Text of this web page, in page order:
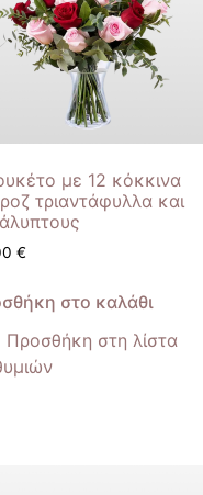
με 12 κόκκινα
τριαντάφυλλα και
€
στο καλάθι
Προσθήκη στη λίστα